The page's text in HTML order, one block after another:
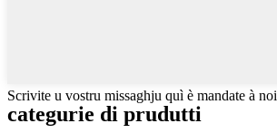
Scrivite u vostru missaghju quì è mandate à noi
categurie di prudutti